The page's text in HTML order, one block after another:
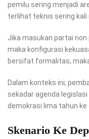
pemilu sering menjadi
terlihat teknis sering
Jika masukan partai
maka konfigurasi
bersifat formalitas,
Dalam konteks ini,
sekadar agenda
demokrasi lima tahun ke
Skenario Ke